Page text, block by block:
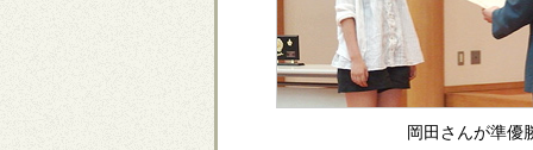
岡田さんが準優